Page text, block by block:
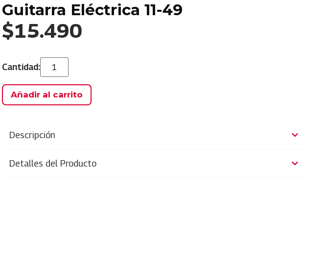
Guitarra Eléctrica 11-49
$15.490
Añadir al carrito
Descripción
Detalles del Producto